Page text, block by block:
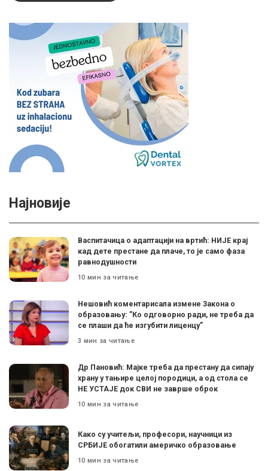
Најновије
Васпитачица о адаптацији на вртић: НИЈЕ крај
кад дете престане да плаче, то је само фаза
равнодушности
10 мин за читање
Нешовић коментарисала измене Закона о
образовању: ”Ко одговорно ради, не треба да
се плаши да ће изгубити лиценцу”
3 мин за читање
Др Пановић: Мајке треба да престану да сипају
храну у тањире целој породици, а од стола се
НЕ УСТАЈЕ док СВИ не заврше оброк
10 мин за читање
Како су учитељи, професори, научници из
СРБИЈЕ обогатили америчко образовање
10 мин за читање